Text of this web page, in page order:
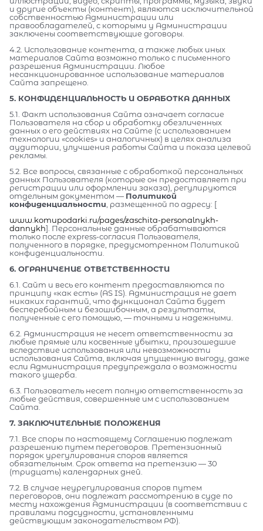
и другие объекты (контент), являются исключительной
собственностью Администрации или
правообладателей, с которыми у Администрации
заключены соответствующие договоры.
4.2. Использование контента, а также любых иных
материалов Сайта возможно только с письменного
разрешения Администрации. Любое
несанкционированное использование материалов
Сайта запрещено.
5. КОНФИДЕНЦИАЛЬНОСТЬ И ОБРАБОТКА ДАННЫХ
5.1. Факт использования Сайта означает согласие
Пользователя на сбор и обработку обезличенных
данных о его действиях на Сайте (с использованием
технологии «cookies» и аналогичных) в целях анализа
аудитории, улучшения работы Сайта и показа целевой
рекламы.
5.2. Все вопросы, связанные с обработкой персональных
данных Пользователя (которые он предоставляет при
регистрации или оформлении заказа), регулируются
отдельным документом — Политикой
конфиденциальности, размещенной по адресу: [
www.komupodarki.ru/pages/zaschita-personalnykh-
dannykh]. Персональные данные обрабатываются
только после express-согласия Пользователя,
полученного в порядке, предусмотренном Политикой
конфиденциальности.
6. ОГРАНИЧЕНИЕ ОТВЕТСТВЕННОСТИ
6.1. Сайт и весь его контент предоставляются по
принципу «как есть» (AS IS). Администрация не дает
никаких гарантий, что функционал Сайта будет
бесперебойным и безошибочным, а результаты,
полученные с его помощью, — точными и надежными.
6.2. Администрация не несет ответственности за
любые прямые или косвенные убытки, произошедшие
вследствие использования или невозможности
использования Сайта, включая упущенную выгоду, даже
если Администрация предупреждала о возможности
такого ущерба.
6.3. Пользователь несет полную ответственность за
любые действия, совершенные им с использованием
Сайта.
7. ЗАКЛЮЧИТЕЛЬНЫЕ ПОЛОЖЕНИЯ
7.1. Все споры по настоящему Соглашению подлежат
разрешению путем переговоров. Претензионный
порядок урегулирования споров является
обязательным. Срок ответа на претензию — 30
(тридцать) календарных дней.
7.2. В случае неурегулирования споров путем
переговоров, они подлежат рассмотрению в суде по
месту нахождения Администрации (в соответствии с
правилами подсудности, установленными
действующим законодательством РФ).